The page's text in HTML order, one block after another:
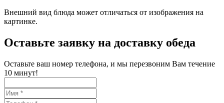
Внешний вид блюда может отличаться от изображения на
картинке.
Оставьте заявку на доставку обеда
Оставьте ваш номер телефона, и мы перезвоним Вам течение
10 минут!